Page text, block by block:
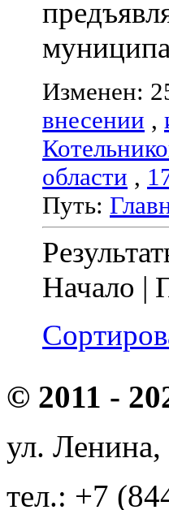
Изменен:
внесении ,
области ,
Путь:
Начало |
© 2011 -
ул.
тел.: +7